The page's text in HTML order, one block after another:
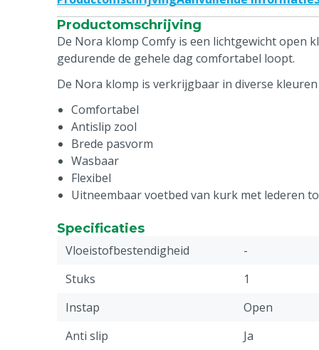
Productomschrijving
De Nora klomp Comfy is een lichtgewicht open
gedurende de gehele dag comfortabel loopt.
De Nora klomp is verkrijgbaar in diverse
Comfortabel
Antislip zool
Brede pasvorm
Wasbaar
Flexibel
Uitneembaar voetbed van kurk met lederen
Specificaties
Vloeistofbestendigheid
-
Stuks
1
Instap
Open
Anti slip
Ja